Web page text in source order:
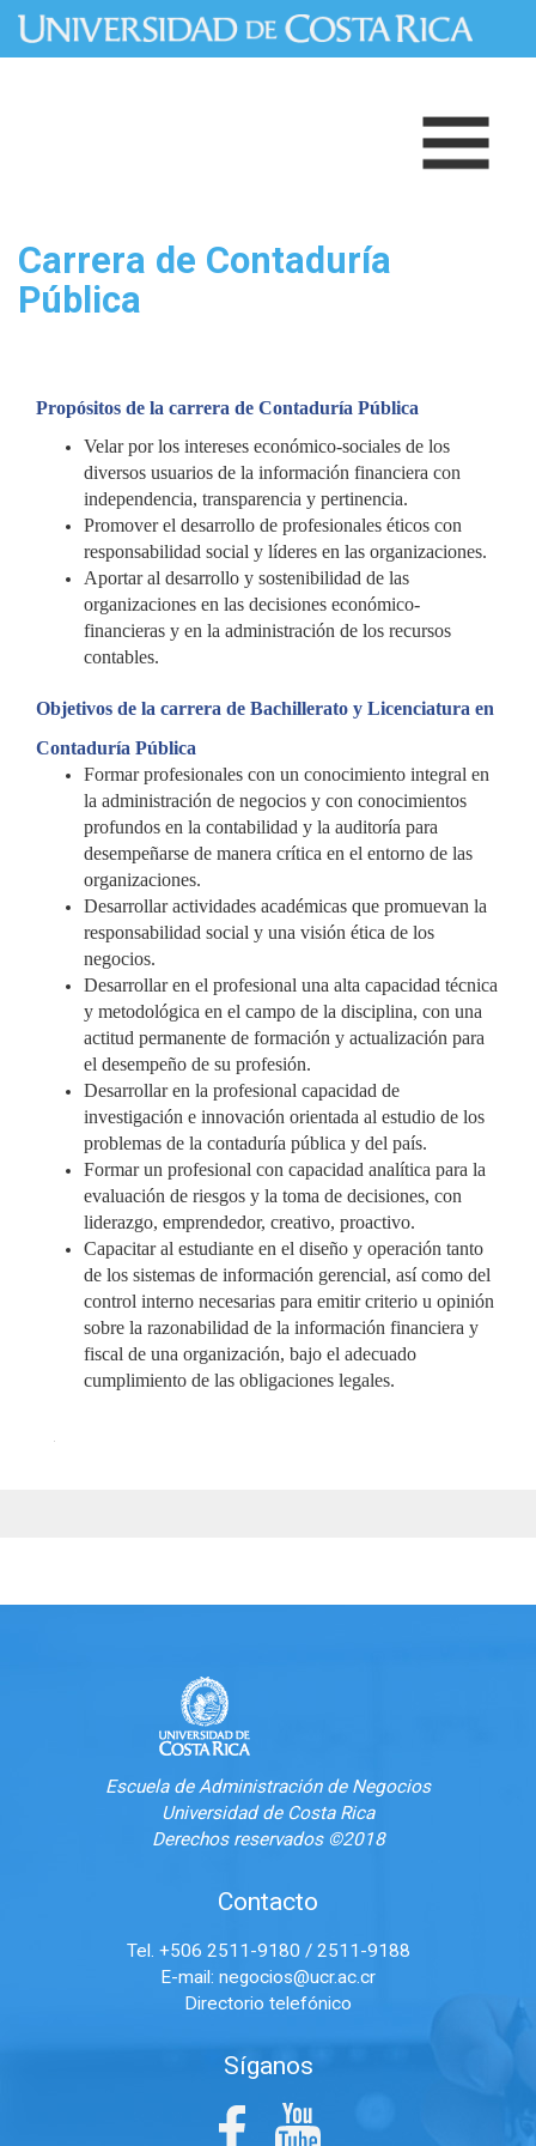
Pasar al contenido principal
Carrera de Contaduría
Pública
Propósitos de la carrera de Contaduría Pública
Velar por los intereses económico-sociales de los
diversos usuarios de la información financiera con
independencia, transparencia y pertinencia.
Promover el desarrollo de profesionales éticos con
responsabilidad social y líderes en las organizaciones.
Aportar al desarrollo y sostenibilidad de las
organizaciones en las decisiones económico-
financieras y en la administración de los recursos
contables.
Objetivos de la carrera de Bachillerato y Licenciatura en
Contaduría Pública
Formar profesionales con un conocimiento integral en
la administración de negocios y con conocimientos
profundos en la contabilidad y la auditoría para
desempeñarse de manera crítica en el entorno de las
organizaciones.
Desarrollar actividades académicas que promuevan la
responsabilidad social y una visión ética de los
negocios.
Desarrollar en el profesional una alta capacidad técnica
y metodológica en el campo de la disciplina, con una
actitud permanente de formación y actualización para
el desempeño de su profesión.
Desarrollar en la profesional capacidad de
investigación e innovación orientada al estudio de los
problemas de la contaduría pública y del país.
Formar un profesional con capacidad analítica para la
evaluación de riesgos y la toma de decisiones, con
liderazgo, emprendedor, creativo, proactivo.
Capacitar al estudiante en el diseño y operación tanto
de los sistemas de información gerencial, así como del
control interno necesarias para emitir criterio u opinión
sobre la razonabilidad de la información financiera y
fiscal de una organización, bajo el adecuado
cumplimiento de las obligaciones legales.
Escuela de Administración de Negocios
Universidad de Costa Rica
Derechos reservados ©2018
Contacto
Tel. +506 2511-9180 / 2511-9188
E-mail: negocios@ucr.ac.cr
Directorio telefónico
Síganos